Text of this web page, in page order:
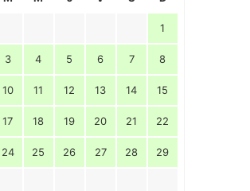
1
3 4 5 6 7 8
10 11 12 13 14 15
17 18 19 20 21 22
24 25 26 27 28 29